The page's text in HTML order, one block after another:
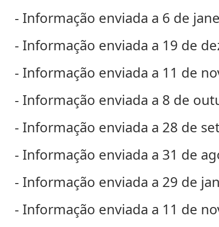
- Informação enviada a 6 de
- Informação enviada a 19 de
- Informação enviada a 11 de
- Informação enviada a 8 de
- Informação enviada a 28 de
- Informação enviada a 31 de
- Informação enviada a 29 de
- Informação enviada a 11 de